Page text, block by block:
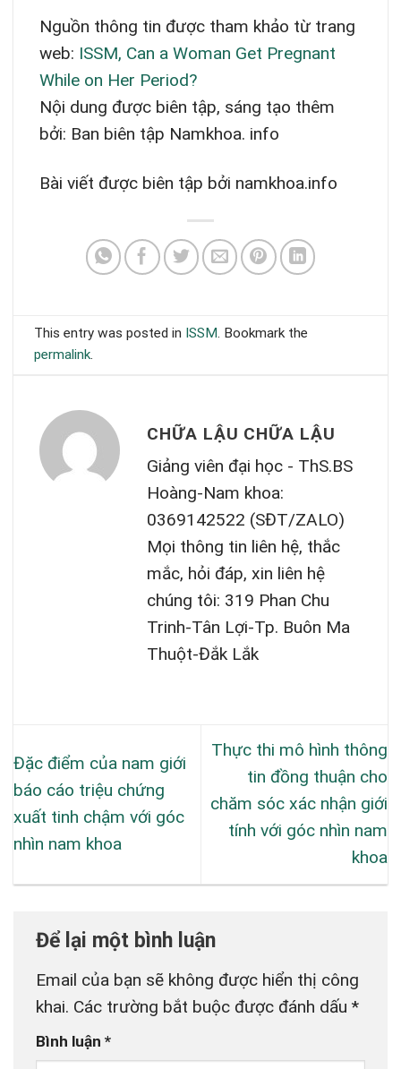
Nguồn thông tin được tham khảo từ trang
web: ISSM, Can a Woman Get Pregnant
While on Her Period?
Nội dung được biên tập, sáng tạo thêm
bởi: Ban biên tập Namkhoa. info
Bài viết được biên tập bởi namkhoa.info
This entry was posted in ISSM. Bookmark the
permalink.
CHỮA LẬU CHỮA LẬU
Giảng viên đại học - ThS.BS
Hoàng-Nam khoa:
0369142522 (SĐT/ZALO)
Mọi thông tin liên hệ, thắc
mắc, hỏi đáp, xin liên hệ
chúng tôi: 319 Phan Chu
Trinh-Tân Lợi-Tp. Buôn Ma
Thuột-Đắk Lắk
Đặc điểm của nam giới
báo cáo triệu chứng
xuất tinh chậm với góc
nhìn nam khoa
Thực thi mô hình thông
tin đồng thuận cho
chăm sóc xác nhận giới
tính với góc nhìn nam
khoa
Để lại một bình luận
Email của bạn sẽ không được hiển thị công
khai. Các trường bắt buộc được đánh dấu *
Bình luận *